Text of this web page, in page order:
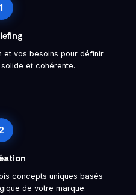
1
et vos besoins pour définir
et cohérente.
2
concepts uniques basés
de votre marque.